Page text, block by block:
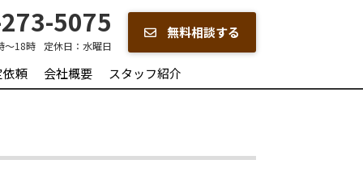
5075
～18時 定休日： 水曜日
無料相談する
依頼 会社概要 スタッフ紹介